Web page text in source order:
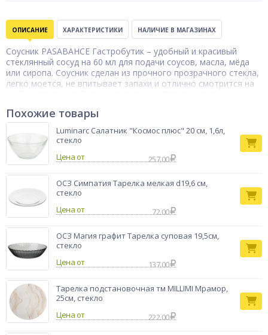
ОПИСАНИЕ ХАРАКТЕРИСТИКИ НАЛИЧИЕ В МАГАЗИНАХ
Соусник PASABAHCE Гастробутик – удобный и красивый
стеклянный сосуд на 60 мл для подачи соусов, масла, мёда
или сиропа. Соусник сделан из прочного прозрачного стекла,
легко моется, не впитывает запахи и отлично смотрится на
кухню, или станет отличным подарком для тех, кто любит
готовить с душой.
Тип товара
Бренд
Похожие товары
Luminarc Салатник "Космос плюс" 20 см, 1,6л,
стекло
Цена от
257.00
ОСЗ Симпатия Тарелка мелкая d19,6 см,
стекло
Цена от
72.00
ОСЗ Магия графит Тарелка суповая 19,5см,
стекло
Цена от
137.00
Тарелка подстановочная тм MILLIMI Мрамор,
25см, стекло
Цена от
222.00